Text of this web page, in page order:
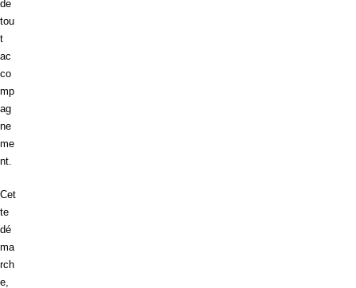
de
tou
t
ac
co
mp
ag
ne
me
nt.
Cet
te
dé
ma
rch
e,